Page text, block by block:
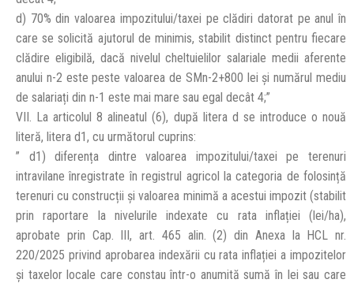
d) 70% din valoarea impozitului/taxei pe clădiri datorat pe anul în
care se solicită ajutorul de minimis, stabilit distinct pentru fiecare
clădire eligibilă, dacă nivelul cheltuielilor salariale medii aferente
anului n-2 este peste valoarea de SMn-2+800 lei și numărul mediu
de salariați din n-1 este mai mare sau egal decât 4;”
VII. La articolul 8 alineatul (6), după litera d se introduce o nouă
literă, litera d1, cu următorul cuprins:
” d1) diferența dintre valoarea impozitului/taxei pe terenuri
intravilane înregistrate în registrul agricol la categoria de folosință
terenuri cu construcții și valoarea minimă a acestui impozit (stabilit
prin raportare la nivelurile indexate cu rata inflației (lei/ha),
aprobate prin Cap. III, art. 465 alin. (2) din Anexa la HCL nr.
220/2025 privind aprobarea indexării cu rata inflației a impozitelor
şi taxelor locale care constau într-o anumită sumă în lei sau care